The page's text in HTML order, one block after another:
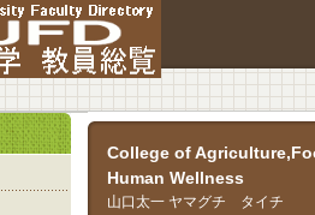
College of
Human Wellness
山口太一 ヤマグチ タイチ